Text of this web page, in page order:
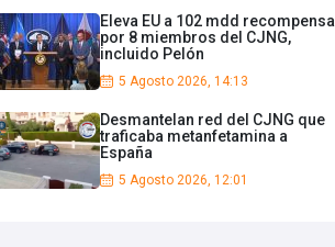
Eleva EU a 102 mdd recompensa
por 8 miembros del CJNG,
incluido Pelón
5 Agosto 2026, 14:13
Desmantelan red del CJNG que
traficaba metanfetamina a
España
5 Agosto 2026, 12:01